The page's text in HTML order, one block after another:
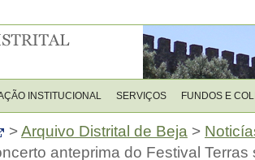
INSTITUCIONAL SERVIÇOS FUNDOS E
>Arquivo Distrital de Beja >
anteprima do Festival